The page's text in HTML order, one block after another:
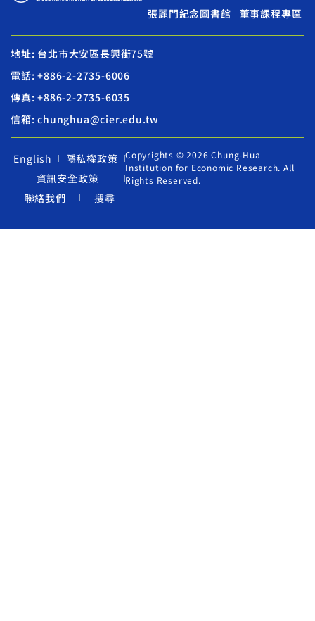
張麗門紀念圖書館
董事課程專區
地址: 台北市大安區長興街75號
電話: +886-2-2735-6006
傳真: +886-2-2735-6035
信箱: chunghua@cier.edu.tw
English
隱私權政策
資訊安全政策
聯絡我們
搜尋
Copyrights © 2026 Chung-Hua
Institution for Economic Research. All
Rights Reserved.